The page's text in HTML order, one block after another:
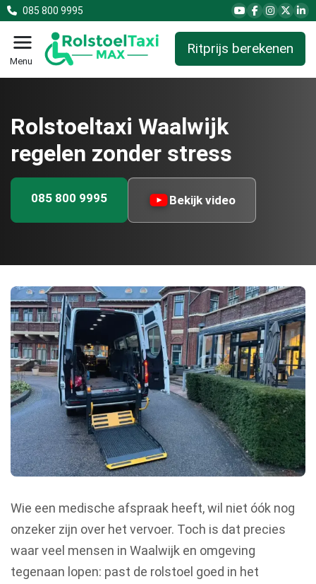
085 800 9995
Menu
Ritprijs berekenen
Rolstoeltaxi Waalwijk
regelen zonder stress
085 800 9995 Bekijk video
Wie een medische afspraak heeft, wil niet óók nog
onzeker zijn over het vervoer. Toch is dat precies
waar veel mensen in Waalwijk en omgeving
tegenaan lopen: past de rolstoel goed in het